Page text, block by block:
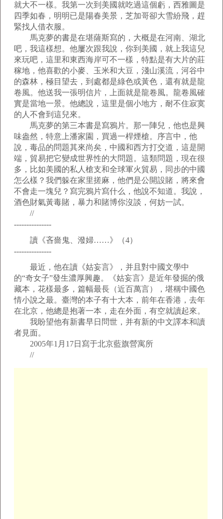
就大不一樣。我第一次到美國就吃過這個虧，西雅圖是
四季如春，明明已是陽春美景，芝加哥卻大雪紛飛，趕
緊找人借衣服。
馬克夢的書是在堪薩斯寫的，大概是在河南、湖北
吧，我這樣想。他屢次跟我說，你到美國，就上我這兒
來玩吧，這里和東西海岸可不一樣，特點是有大片的莊
稼地，他喜歡的小麥、玉米和大豆，淺山溪流，河谷中
的森林，極目望去，到處都是綠色或黃色，還有就是龍
卷風。他送我一張明信片，上面就是龍卷風。龍卷風確
實是當地一景。他總說，這里是個小地方，耐不住寂寞
的人不會到這兒來。
馬克夢的第三本書是寫鴉片。那一陣兒，他也是興
味盎然，特意上潘家園，買過一桿煙槍。序言中，他
說，毒品的問題其來尚矣，中國和西方打交道，這是開
端，貿易把它變成世界性的大問題。這類問題，現在很
多，比如美國的私人槍支和全球軍火貿易，同步的中國
怎么樣？我們躲在家里搓麻，他們是公開設賭，將來會
不會走一塊兒？寫完鴉片寫什么，他說不知道。我說，
酒色財氣黃毒賭，暴力和賭博你沒談，何妨一試。
//
---------------
讀《吝嗇鬼、潑婦……》（4）
---------------
最近，他在讀《姑妄言》，并且對中國文學中
的“奇女子”發生濃厚興趣。《姑妄言》是近年發掘的俄
藏本，花樣最多，篇幅最長（近百萬言），堪稱中國色
情小說之最。臺灣的本子有十大本，前年在香港，去年
在北京，他總是抱著一本，走在外面，有空就讀起來。
我盼望他有新書早日問世，并有新的中文譯本和讀
者見面。
2005年1月17日寫于北京藍旗營寓所
//